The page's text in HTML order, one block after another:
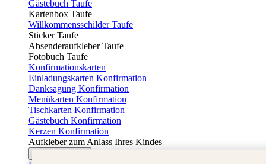
Gästebuch Taufe
Kartenbox Taufe
Willkommensschilder Taufe
Sticker Taufe
Absenderaufkleber Taufe
Fotobuch Taufe
Konfirmationskarten
Einladungskarten Konfirmation
Danksagung Konfirmation
Menükarten Konfirmation
Tischkarten Konfirmation
Gästebuch Konfirmation
Kerzen Konfirmation
Aufkleber zum Anlass Ihres Kindes